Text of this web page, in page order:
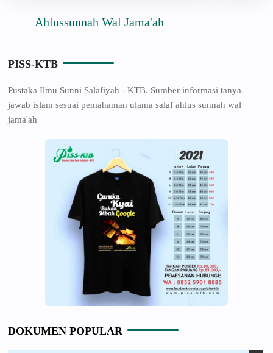
Ahlussunnah Wal Jama'ah
PISS-KTB
Pustaka Ilmu Sunni Salafiyah - KTB. Sumber informasi tanya-
jawab islam sesuai pemahaman ulama salaf ahlus sunnah wal
jama'ah
DOKUMEN POPULAR